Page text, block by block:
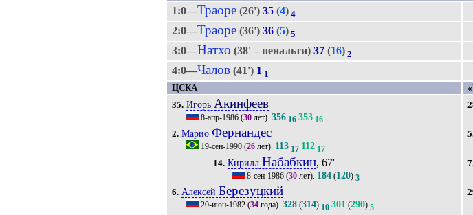
1:0—Траоре (26')35 (4) 4
2:0—Траоре (36')36 (5) 5
3:0—Натхо (38' – пенальти)37 (16) 2
4:0—Чалов (41') 1 1
ЦСКА
35. Игорь Акинфеев
8-апр-1986 (30 лет).356 16 353 16
2. МариоФернандес
19-сен-1990 (26 лет). 113 17 112 17
14. Кирилл Набабкин, 67'
8-сен-1986(30лет). 184(120) 3
6. Алексей Березуцкий
20-июн-1982 (34 года).328 (314) 10 301 (290) 5